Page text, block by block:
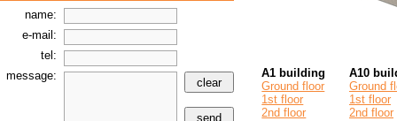
name:
e-mail:
tel:
message:
A1 building
Ground floor
1st floor
2nd floor
A10
Ground
1st floor
2nd floor